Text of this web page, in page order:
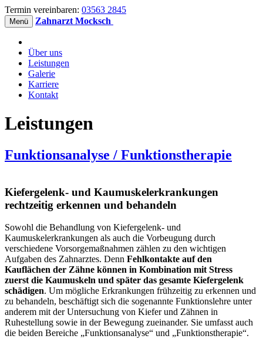
Termin vereinbaren: 03563 2845
Menü Zahnarzt Mocksch
Über uns
Leistungen
Galerie
Karriere
Kontakt
Leistungen
Funktionsanalyse / Funktionstherapie
Kiefergelenk- und Kaumuskelerkrankungen
rechtzeitig erkennen und behandeln
Sowohl die Behandlung von Kiefergelenk- und
Kaumuskelerkrankungen als auch die Vorbeugung durch
verschiedene Vorsorgemaßnahmen zählen zu den wichtigen
Aufgaben des Zahnarztes. Denn Fehlkontakte auf den
Kauflächen der Zähne können in Kombination mit Stress
zuerst die Kaumuskeln und später das gesamte Kiefergelenk
schädigen. Um mögliche Erkrankungen frühzeitig zu erkennen und
zu behandeln, beschäftigt sich die sogenannte Funktionslehre unter
anderem mit der Untersuchung von Kiefer und Zähnen in
Ruhestellung sowie in der Bewegung zueinander. Sie umfasst auch
die beiden Bereiche „Funktionsanalyse“ und „Funktionstherapie“.